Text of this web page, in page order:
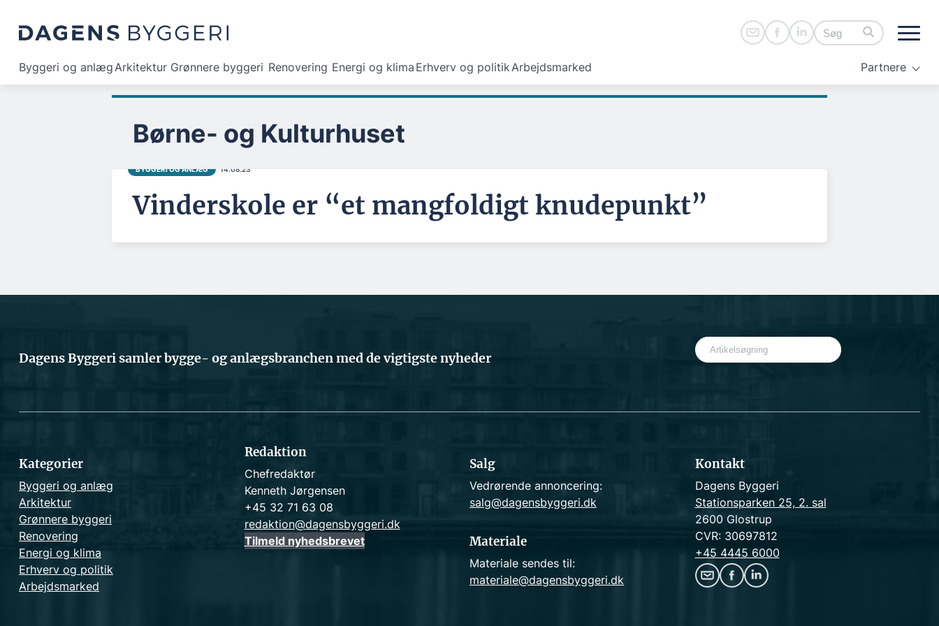
Byggeri og anlægArkitektur Grønnere byggeri Renovering Energi og klima Erhverv og politikArbejdsmarked Partnere
Børne- og Kulturhuset
BYGGERI OG ANLÆG 14.08.23
Vinderskole er “et mangfoldigt knudepunkt”
Dagens Byggeri samler bygge- og anlægsbranchen med de vigtigste nyheder
S
e
c
Kategorier
Byggeri og anlæg
Arkitektur
Grønnere byggeri
Renovering
Energi og klima
Erhverv og politik
Arbejdsmarked
Redaktion
Chefredaktør
Kenneth Jørgensen
+45 32 71 63 08
redaktion@dagensbyggeri.dk
Tilmeld nyhedsbrevet
Salg
Vedrørende annoncering:
salg@dagensbyggeri.dk
Materiale
Materiale sendes til:
materiale@dagensbyggeri.dk
Kontakt
Dagens Byggeri
Stationsparken 25, 2. sal
2600 Glostrup
CVR: 30697812
+45 4445 6000